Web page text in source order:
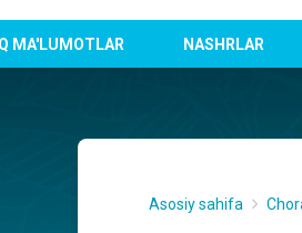
MA'LUMOTLAR NASHRLAR
Asosiy sahifa